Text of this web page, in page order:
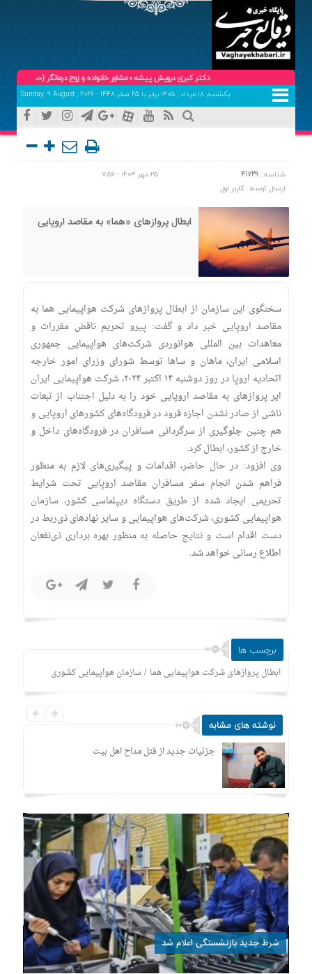
دکتر کبری درویش پیشه ؛ مشاور خانواده و زوج درمانگر (حضوری و تلفنی )
یکشنبه, ۱۸ مرداد , ۱۴۰۵ برابر با 25 صفر 1448 - Sunday, 9 August , 2026
شناسه :41729
۲۵ مهر ۱۴۰۳ - ۷:۵۶
ارسال توسط :کاربر اول
ابطال پرواز‌های «هما» به مقاصد اروپایی
سخنگوی این سازمان از ابطال پرواز‌های شرکت هواپیمایی هما به
مقاصد اروپایی خبر داد و گفت: پیرو تحریم ناقض مقررات و
معاهدات بین المللی هوانوردی شرکت‌های هواپیمایی جمهوری
اسلامی ایران، ماهان و سا‌ها توسط شورای وزرای امور خارجه
اتحادیه اروپا در روز دوشنبه ۱۴ اکتبر ۲۰۲۴، شرکت هواپیمایی ایران
ایر پرواز‌های به مقاصد اروپایی خود را به دلیل اجتناب از تبعات
ناشی از صادر نشدن اجازه فرود در فرودگاه‌های کشور‌های اروپایی و
هم چنین جلوگیری از سرگردانی مسافران در فرودگاه‌های داخل و
خارج از کشور، ابطال کرد.
وی افزود: در حال حاضر، اقدامات و پیگیری‌های لازم به منظور
فراهم شدن انجام سفر مسافران مقاصد اروپایی تحت شرایط
تحریمی ایجاد شده از طریق دستگاه دیپلماسی کشور، سازمان
هواپیمایی کشوری، شرکت‌های هواپیمایی و سایر نهاد‌های ذی‌ربط در
دست اقدام است و نتایج حاصله به منظور بهره برداری ذی‌نفعان
اطلاع رسانی خواهد شد.
برچسب ها
ابطال پرواز‌های شرکت هواپیمایی هما /سازمان هواپیمایی کشوری
نوشته های مشابه
جزئیات جدید از قتل مداح اهل‌ بیت
شرط جدید بازنشستگی اعلام شد